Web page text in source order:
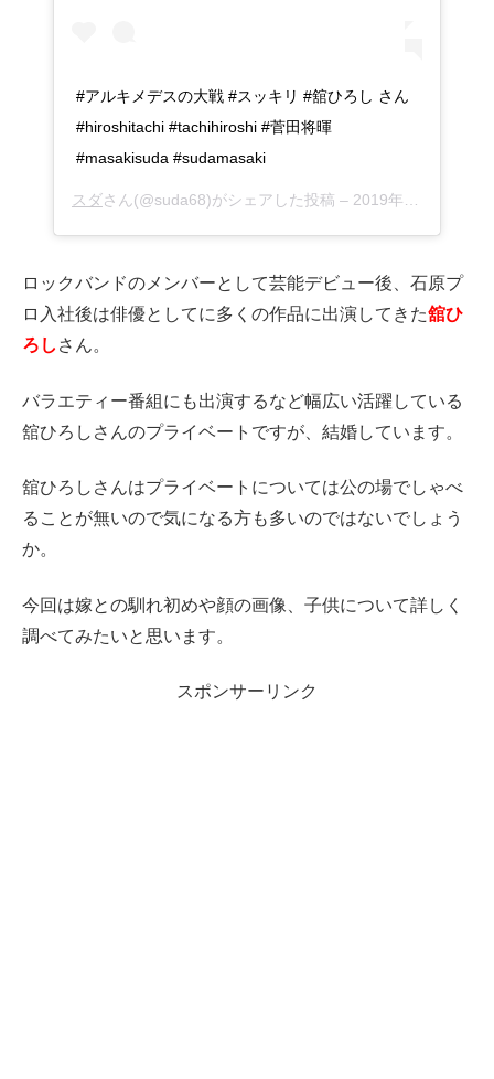
#アルキメデスの大戦 #スッキリ #舘ひろし さん
#hiroshitachi #tachihiroshi #菅田将暉
#masakisuda #sudamasaki
スダさん(@suda68)がシェアした投稿 – 2019年 7月月2日午前8時12分PDT
ロックバンドのメンバーとして芸能デビュー後、石原プ
ロ入社後は俳優としてに多くの作品に出演してきた舘ひ
ろし さん。
バラエティー番組にも出演するなど幅広い活躍している
舘ひろしさんのプライベートですが、結婚しています。
舘ひろしさんはプライベートについては公の場でしゃべ
ることが無いので気になる方も多いのではないでしょう
か。
今回は嫁との馴れ初めや顔の画像、子供について詳しく
調べてみたいと思います。
スポンサーリンク